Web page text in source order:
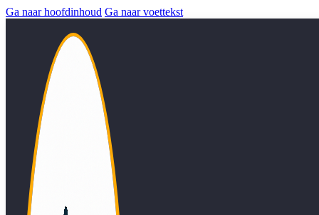
Ga naar hoofdinhoud Ga naar voettekst